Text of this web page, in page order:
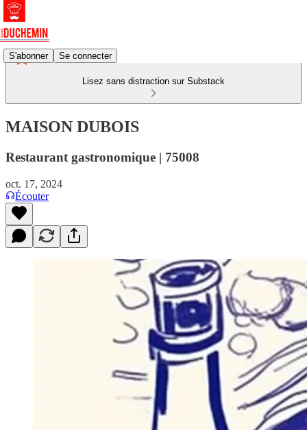
S'abonner Se connecter
Lisez sans distraction sur Substack
MAISON DUBOIS
Restaurant gastronomique | 75008
oct. 17, 2024
Écouter